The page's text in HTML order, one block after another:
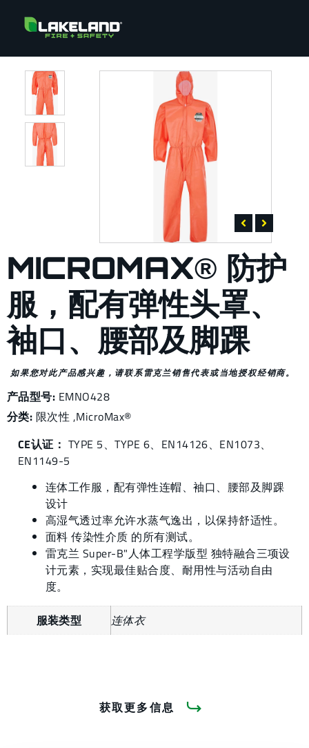
MICROMAX® 防护
服，配有弹性头罩、
袖口、腰部及脚踝
如果您对此产品感兴趣，请联系雷克兰销售代表或当地授权经销商。
产品型号: EMNO428
分类: 限次性 ,MicroMax®
CE认证： TYPE 5、TYPE 6、EN14126、EN1073、
EN1149-5
连体工作服，配有弹性连帽、袖口、腰部及脚踝
设计
高湿气透过率允许水蒸气逸出，以保持舒适性。
面料 传染性介质 的所有测试。
雷克兰 Super-B"人体工程学版型 独特融合三项设
计元素，实现最佳贴合度、耐用性与活动自由
度。
服装类型 连体衣
获取更多信息